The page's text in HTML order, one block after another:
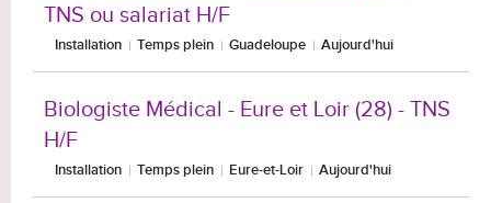
TNS ou salariat H/F
Installation Temps plein Guadeloupe Aujourd'hui
Biologiste Médical - Eure et Loir (28) - TNS
H/F
Installation Temps plein Eure-et-Loir Aujourd'hui